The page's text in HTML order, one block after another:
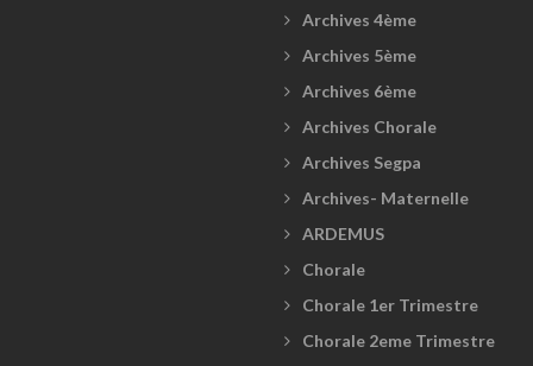
Archives 4ème
Archives 5ème
Archives 6ème
Archives Chorale
Archives Segpa
Archives- Maternelle
ARDEMUS
Chorale
Chorale 1er Trimestre
Chorale 2eme Trimestre